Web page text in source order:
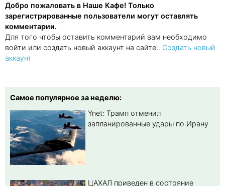
Добро пожаловать в Наше Кафе! Только
зарегистрированные пользователи могут оставлять
комментарии.
Для того чтобы оставить комментарий вам необходимо
войти или создать новый аккаунт на сайте.. Создать новый
аккаунт
Самое популярное за неделю:
Ynet: Трамп отменил
запланированные удары по Ирану
ЦАХАЛ приведен в состояние